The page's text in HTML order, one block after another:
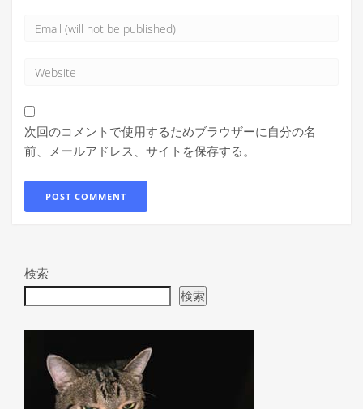
次回のコメントで使用するためブラウザーに自分の名
前、メールアドレス、サイトを保存する。
検索
検索